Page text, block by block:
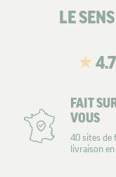
LE
4.7
FAIT
VOUS
40 sites de
livraison